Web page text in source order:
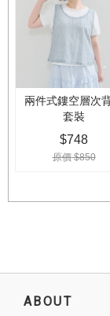
ABOUT